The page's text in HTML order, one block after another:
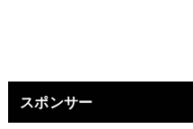
スポンサー